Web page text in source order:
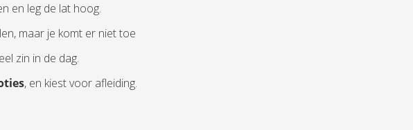
en leg de lat hoog.
maar je komt er niet toe
zin in de dag.
, en kiest voor afleiding.